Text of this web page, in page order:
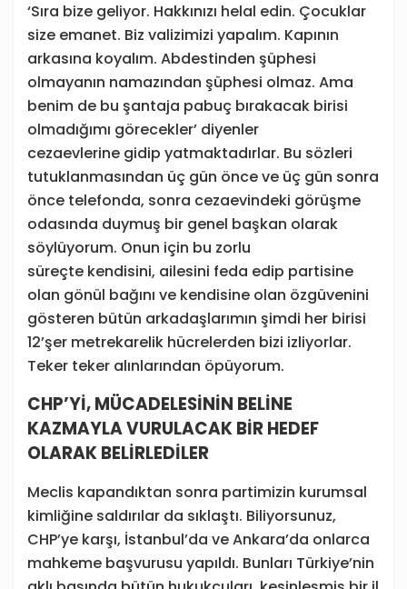
‘Sıra bize geliyor. Hakkınızı helal edin. Çocuklar
size emanet. Biz valizimizi yapalım. Kapının
arkasına koyalım. Abdestinden şüphesi
olmayanın namazından şüphesi olmaz. Ama
benim de bu şantaja pabuç bırakacak birisi
olmadığımı görecekler’ diyenler
cezaevlerine gidip yatmaktadırlar. Bu sözleri
tutuklanmasından üç gün önce ve üç gün sonra
önce telefonda, sonra cezaevindeki görüşme
odasında duymuş bir genel başkan olarak
söylüyorum. Onun için bu zorlu
süreçte kendisini, ailesini feda edip partisine
olan gönül bağını ve kendisine olan özgüvenini
gösteren bütün arkadaşlarımın şimdi her birisi
12’şer metrekarelik hücrelerden bizi izliyorlar.
Teker teker alınlarından öpüyorum.
CHP’Yİ, MÜCADELESİNİN BELİNE
KAZMAYLA VURULACAK BİR HEDEF
OLARAK BELİRLEDİLER
Meclis kapandıktan sonra partimizin kurumsal
kimliğine saldırılar da sıklaştı. Biliyorsunuz,
CHP’ye karşı, İstanbul’da ve Ankara’da onlarca
mahkeme başvurusu yapıldı. Bunları Türkiye’nin